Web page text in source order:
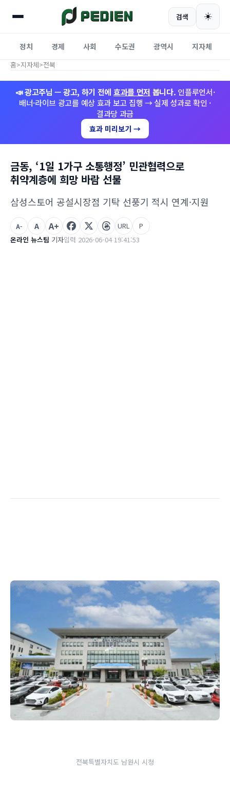
검색 ☀️
정치 경제 사회 수도권 광역시 지자체
홈>지자체>전북
📣 광고주님 — 광고, 하기 전에 효과를 먼저 봅니다. 인플루언서·
배너·라이브 광고를 예상 효과 보고 집행 → 실제 성과로 확인 ·
결과당 과금
효과 미리보기 →
금동, ‘1일 1가구 소통행정’ 민관협력으로
취약계층에 희망 바람 선물
삼성스토어 공설시장점 기탁 선풍기 적시 연계·지원
온라인 뉴스팀 기자입력 2026-06-04 19:41:53
A- A A+ URL P
전북특별자치도 남원시 시청